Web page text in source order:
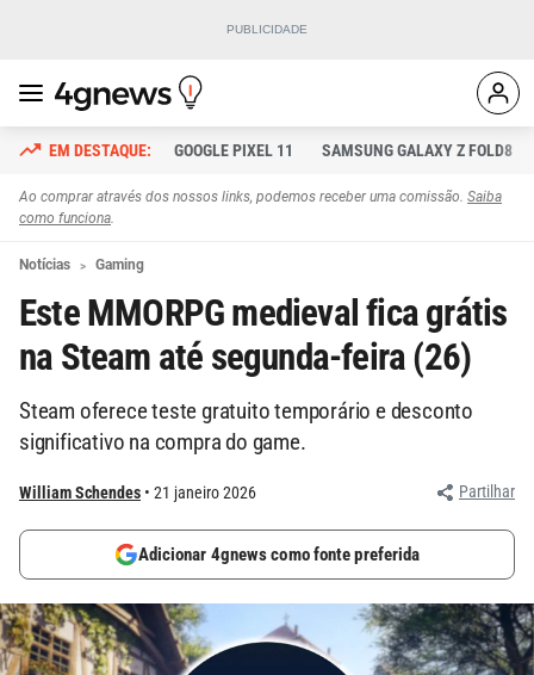
GOOGLE PIXEL 11 SAMSUNG GALAXY Z FOLD8
Ao comprar através dos nossos links, podemos receber uma comissão. Saiba
como funciona.
Notícias Gaming
Este MMORPG medieval fica grátis
na Steam até segunda-feira (26)
Steam oferece teste gratuito temporário e desconto
significativo na compra do game.
William Schendes 21 janeiro 2026 Partilhar
Adicionar 4gnews como fonte preferida